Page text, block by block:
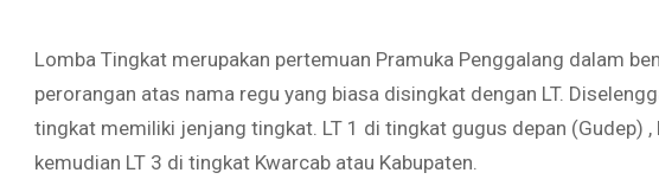
Lomba Tingkat merupakan pertemuan Pramuka Penggalang dalam
perorangan atas nama regu yang biasa disingkat dengan LT.
tingkat memiliki jenjang tingkat. LT 1 di tingkat gugus depan (Gudep)
kemudian LT 3 di tingkat Kwarcab atau Kabupaten.